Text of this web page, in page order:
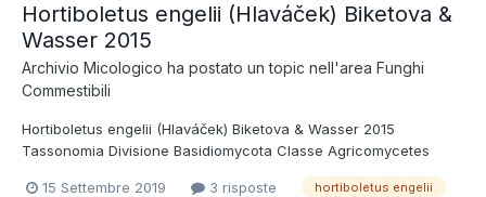
Hortiboletus engelii (Hlaváček) Biketova &
Wasser 2015
Archivio Micologico ha postato un topic nell'area Funghi
Commestibili
Hortiboletus engelii (Hlaváček) Biketova & Wasser 2015
Tassonomia Divisione Basidiomycota Classe Agricomycetes
15 Settembre 2019 3 risposte hortiboletus engelii